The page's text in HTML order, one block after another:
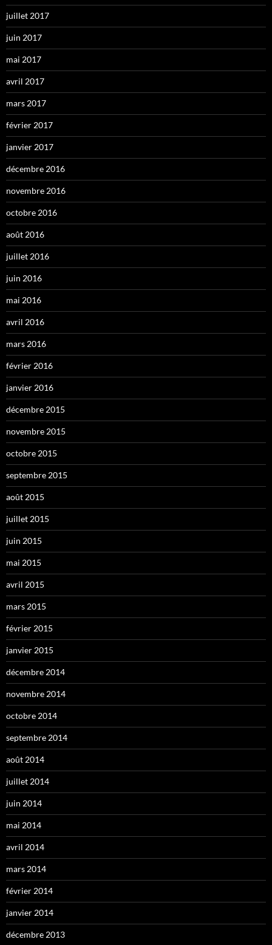
juillet 2017
juin 2017
mai 2017
avril 2017
mars 2017
février 2017
janvier 2017
décembre 2016
novembre 2016
octobre 2016
août 2016
juillet 2016
juin 2016
mai 2016
avril 2016
mars 2016
février 2016
janvier 2016
décembre 2015
novembre 2015
octobre 2015
septembre 2015
août 2015
juillet 2015
juin 2015
mai 2015
avril 2015
mars 2015
février 2015
janvier 2015
décembre 2014
novembre 2014
octobre 2014
septembre 2014
août 2014
juillet 2014
juin 2014
mai 2014
avril 2014
mars 2014
février 2014
janvier 2014
décembre 2013